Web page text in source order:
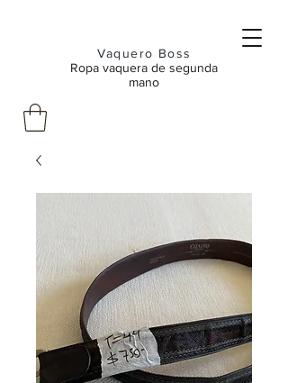
Vaquero Boss
Ropa vaquera de segunda
mano